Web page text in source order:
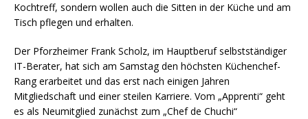
Kochtreff, sondern wollen auch die Sitten in der Küche und am
Tisch pflegen und erhalten.
Der Pforzheimer Frank Scholz, im Hauptberuf selbstständiger
IT-Berater, hat sich am Samstag den höchsten Küchenchef-
Rang erarbeitet und das erst nach einigen Jahren
Mitgliedschaft und einer steilen Karriere. Vom „Apprenti“ geht
es als Neumitglied zunächst zum „Chef de Chuchi“